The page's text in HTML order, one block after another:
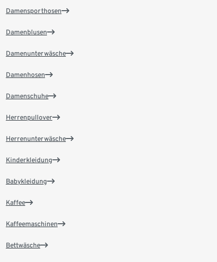
Damensporthosen
Damenblusen
Damenunterwäsche
Damenhosen
Damenschuhe
Herrenpullover
Herrenunterwäsche
Kinderkleidung
Babykleidung
Kaffee
Kaffeemaschinen
Bettwäsche